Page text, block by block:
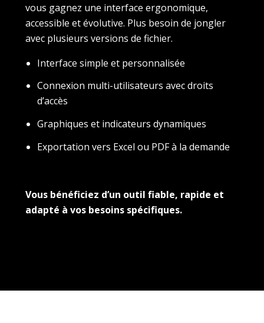
vous gagnez une interface ergonomique,
accessible et évolutive. Plus besoin de jongler
avec plusieurs versions de fichier.
Interface simple et personnalisée
Connexion multi-utilisateurs avec droits
d’accès
Graphiques et indicateurs dynamiques
Exportation vers Excel ou PDF à la demande
Vous bénéficiez d’un outil fiable, rapide et
adapté à vos besoins spécifiques.